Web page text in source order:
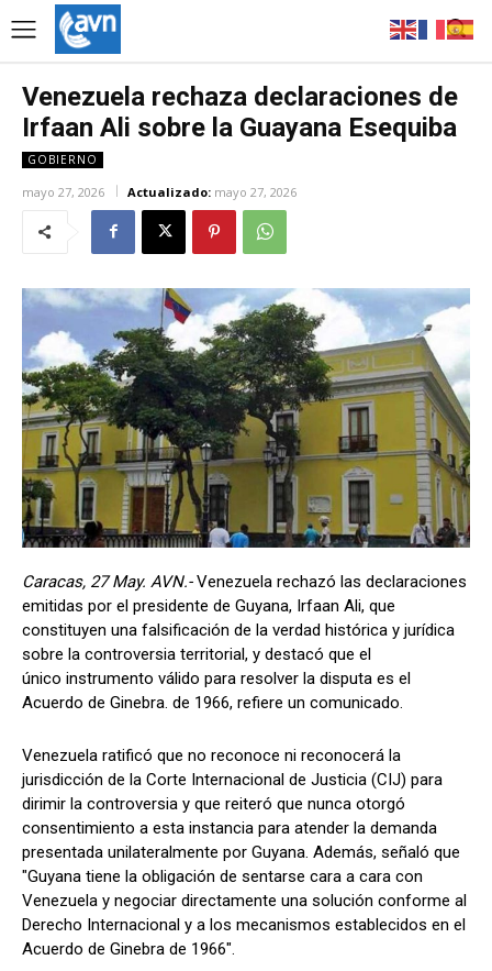
Venezuela rechaza declaraciones de
Irfaan Ali sobre la Guayana Esequiba
GOBIERNO
mayo 27, 2026 Actualizado: mayo 27, 2026
Caracas, 27 May. AVN.-Venezuela rechazó las declaraciones
emitidas por el presidente de Guyana, Irfaan Ali, que
constituyen una falsificación de la verdad histórica y jurídica
sobre la controversia territorial, y destacó que el
único instrumento válido para resolver la disputa es el
Acuerdo de Ginebra. de 1966, refiere un comunicado.
Venezuela ratificó que no reconoce ni reconocerá la
jurisdicción de la Corte Internacional de Justicia (CIJ) para
dirimir la controversia y que reiteró que nunca otorgó
consentimiento a esta instancia para atender la demanda
presentada unilateralmente por Guyana. Además, señaló que
"Guyana tiene la obligación de sentarse cara a cara con
Venezuela y negociar directamente una solución conforme al
Derecho Internacional y a los mecanismos establecidos en el
Acuerdo de Ginebra de 1966".